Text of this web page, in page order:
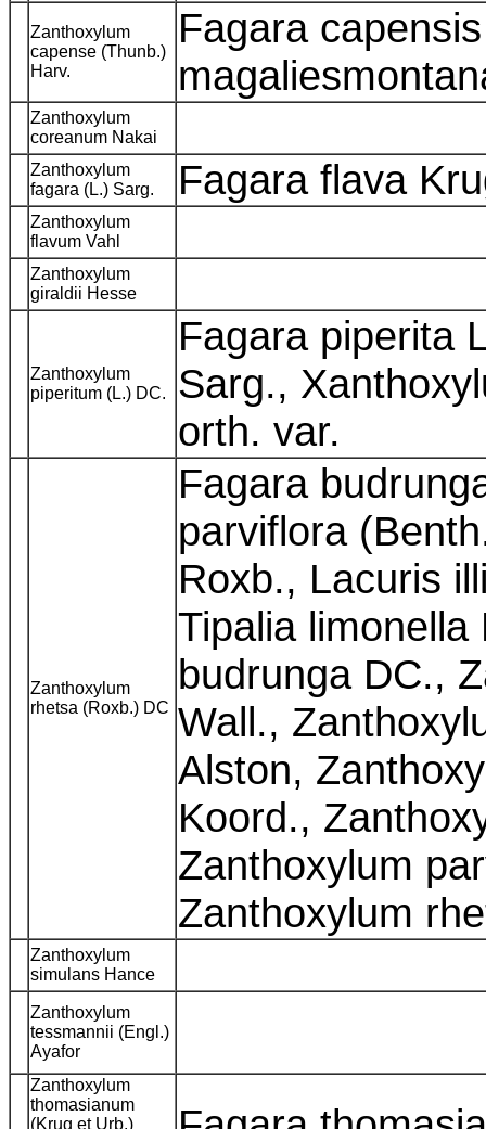
Zanthoxylum
capense (Thunb.)
Harv.
Fagara
Zanthoxylum
coreanum Nakai
Zanthoxylum
fagara (L.) Sarg.
Fagara flava
Zanthoxylum
flavum Vahl
Zanthoxylum
giraldii Hesse
Zanthoxylum
piperitum (L.) DC.
Fagara piperita
Sarg.,
orth. var.
Zanthoxylum
rhetsa (Roxb.) DC
Fagara
parviflora
Roxb., Lacuris
Tipalia
budrunga DC.,
Wall.,
Alston,
Koord.,
Zanthoxylum
Zanthoxylum
Zanthoxylum
simulans Hance
Zanthoxylum
tessmannii (Engl.)
Ayafor
Zanthoxylum
thomasianum
(Krug et Urb.)